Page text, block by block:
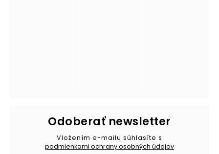
Odoberať newsletter
Vložením e-mailu súhlasíte s
podmienkami ochrany osobných údajov